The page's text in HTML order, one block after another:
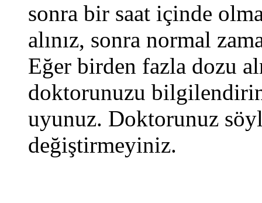
sonra bir saat içinde
alınız, sonra normal
Eğer birden fazla dozu
doktorunuzu
uyunuz. Doktorunuz
değiştirmeyiniz.